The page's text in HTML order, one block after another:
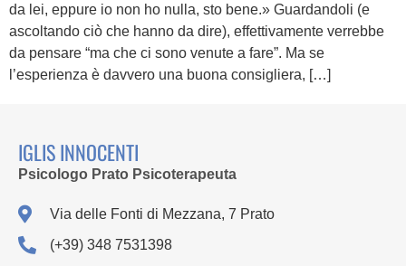
da lei, eppure io non ho nulla, sto bene.» Guardandoli (e
ascoltando ciò che hanno da dire), effettivamente verrebbe
da pensare “ma che ci sono venute a fare”. Ma se
l’esperienza è davvero una buona consigliera, […]
IGLIS INNOCENTI
Psicologo Prato Psicoterapeuta
Via delle Fonti di Mezzana, 7 Prato
(+39) 348 7531398